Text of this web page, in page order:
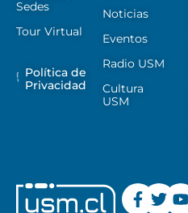
Sedes
Tour Virtual
Política de
Privacidad
Noticias
Eventos
Radio USM
Cultura
USM